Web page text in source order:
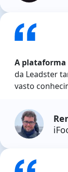
A plataforma
da Leadster
vasto